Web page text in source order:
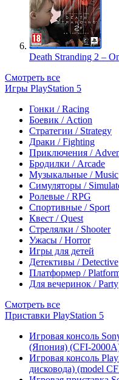
Death Stranding 2 –
Смотреть все
Игры PlayStation 5
Гонки / Racing
Боевик / Action
Стратегии / Strategy
Драки / Fighting
Приключения /
Бродилки / Arcade
Музыкальные / Music
Симуляторы /
Ролевые / RPG
Спортивные / Sport
Квест / Quest
Стрелялки / Shooter
Ужасы / Horror
Игры для детей
Детективы / Detective
Платформер /
Для вечеринок / Party
Смотреть все
Приставки PlayStation 5
Игровая консоль
(Япония) (CFI-
Игровая консоль
дисковода) (model